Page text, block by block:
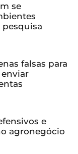
se
falsas para
e
agronegócio